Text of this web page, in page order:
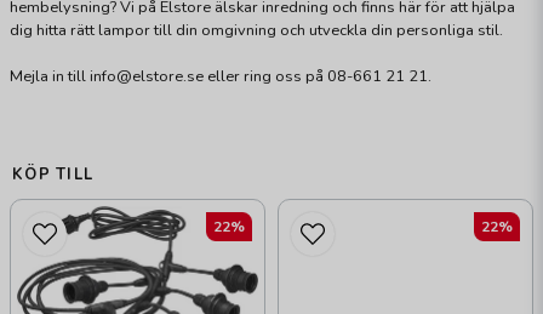
hembelysning? Vi på Elstore älskar inredning och finns här för att hjälpa
dig hitta rätt lampor till din omgivning och utveckla din personliga stil.
Mejla in till info@elstore.se eller ring oss på 08-661 21 21.
KÖP TILL
22% 22%